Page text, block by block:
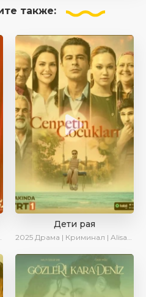
также:
Дети рая
2025 Драма | Криминал | AlisaDirilis | Новинки | Сериалы 2025